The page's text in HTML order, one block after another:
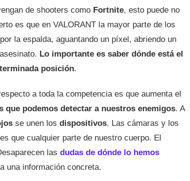
de shooters como Fortnite, esto puede no
es que en VALORANT la mayor parte de los
la espalda, aguantando un píxel, abriendo un
Lo importante es saber dónde está el
posición.
a toda la competencia es que aumenta el
que podemos detectar a nuestros enemigos. A
se unen los dispositivos. Las cámaras y los
que cualquier parte de nuestro cuerpo. El
las dudas de dónde lo hemos
una información concreta.